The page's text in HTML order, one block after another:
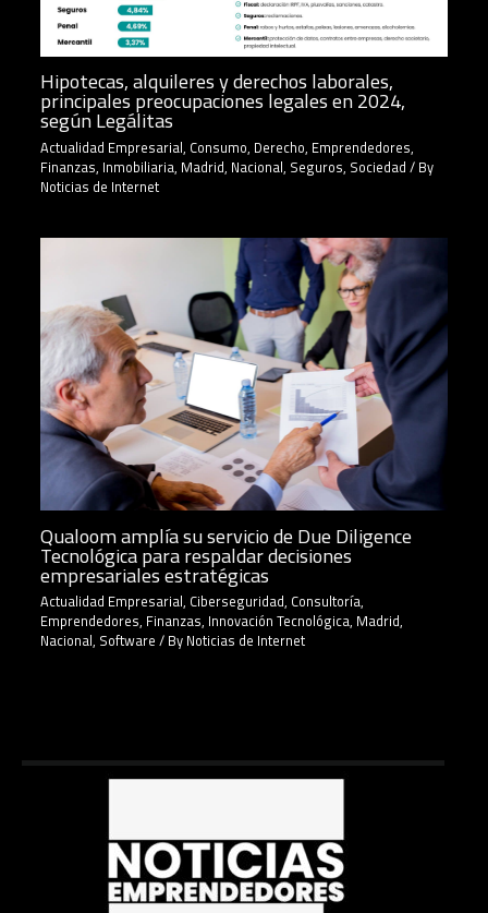
Hipotecas, alquileres y derechos laborales,
principales preocupaciones legales en 2024,
según Legálitas
Actualidad Empresarial, Consumo, Derecho, Emprendedores,
Finanzas, Inmobiliaria, Madrid, Nacional, Seguros, Sociedad/ By
Noticias de Internet
Qualoom amplía su servicio de Due Diligence
Tecnológica para respaldar decisiones
empresariales estratégicas
Actualidad Empresarial, Ciberseguridad, Consultoría,
Emprendedores, Finanzas, Innovación Tecnológica, Madrid,
Nacional, Software/ ByNoticias de Internet